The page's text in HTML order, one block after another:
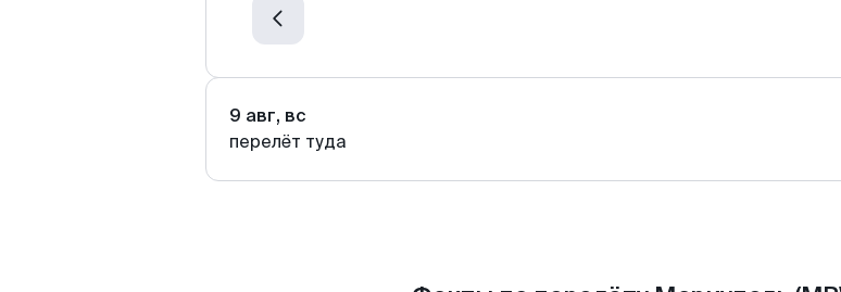
9 авг, вс
перелёт туда